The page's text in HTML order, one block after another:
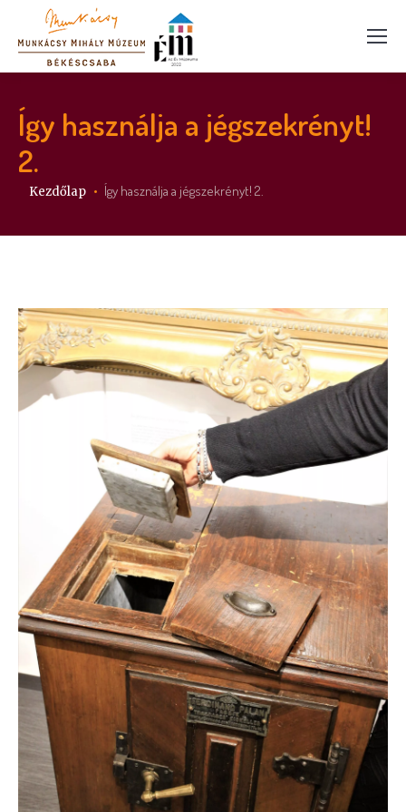
Így használja a jégszekrényt!
2.
Itt vagy:
Kezdőlap Így használja a jégszekrényt! 2.